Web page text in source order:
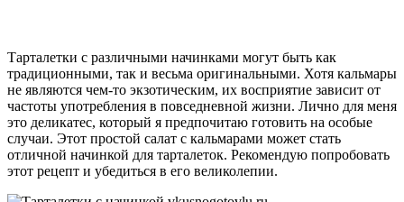
Тарталетки с различными начинками могут быть как
традиционными, так и весьма оригинальными. Хотя кальмары
не являются чем-то экзотическим, их восприятие зависит от
частоты употребления в повседневной жизни. Лично для меня
это деликатес, который я предпочитаю готовить на особые
случаи. Этот простой салат с кальмарами может стать
отличной начинкой для тарталеток. Рекомендую попробовать
этот рецепт и убедиться в его великолепии.